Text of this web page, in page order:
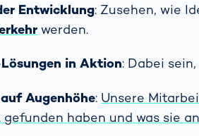
Entwicklung: Zusehen, wie
werden.
in Aktion: Dabei
Augenhöhe: Unsere
gefunden haben und was sie